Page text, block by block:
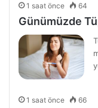
1 saat önce 64
Günümüzde
1 saat önce 66